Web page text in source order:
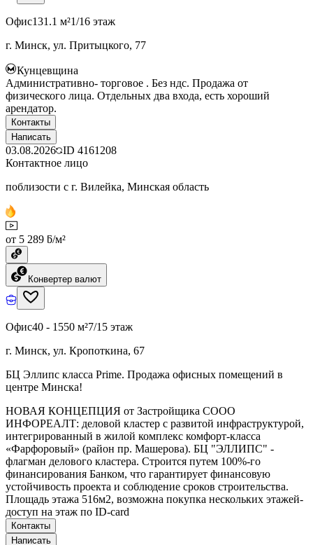
Офис131.1 м²1/16 этаж
г. Минск, ул. Притыцкого, 77
Кунцевщина
Административно- торговое . Без ндс. Продажа от
физического лица. Отдельных два входа, есть хороший
арендатор.
Контакты
Написать
03.08.2026 ID 4161208
Контактное лицо
поблизости с г. Вилейка, Минская область
от 5 289 ƃ/м²
Конвертер валют
Офис40 - 1550 м²7/15 этаж
г. Минск, ул. Кропоткина, 67
БЦ Эллипс класса Prime. Продажа офисных помещений в
центре Минска!
НОВАЯ КОНЦЕПЦИЯ от Застройщика СООО
ИНФОРЕАЛТ: деловой кластер с развитой инфраструктурой,
интегрированный в жилой комплекс комфорт-класса
«Фарфоровый» (район пр. Машерова). БЦ "ЭЛЛИПС" -
флагман делового кластера. Строится путем 100%-го
финансирования Банком, что гарантирует финансовую
устойчивость проекта и соблюдение сроков строительства.
Площадь этажа 516м2, возможна покупка нескольких этажей-
доступ на этаж по ID-card
Контакты
Написать